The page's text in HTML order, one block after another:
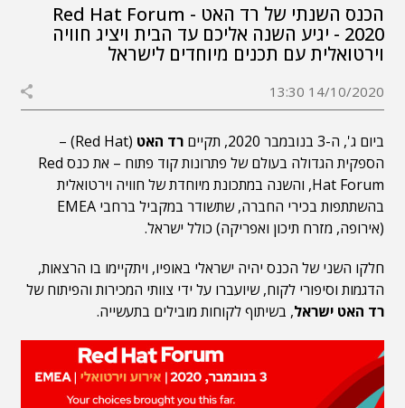
הכנס השנתי של רד האט - Red Hat Forum
2020 - יגיע השנה אליכם עד הבית ויציג חוויה
וירטואלית עם תכנים מיוחדים לישראל
14/10/2020 13:30
ביום ג', ה-3 בנובמבר 2020, תקיים רד האט
(Red Hat) –
הספקית הגדולה בעולם של פתרונות קוד פתוח – את כנס Red
Hat Forum, והשנה במתכונת מיוחדת של חוויה וירטואלית
בהשתתפות בכירי החברה, שתשודר במקביל ברחבי EMEA
(אירופה, מזרח תיכון ואפריקה) כולל ישראל.
חלקו השני של הכנס יהיה ישראלי באופיו, ויתקיימו בו הרצאות,
הדגמות וסיפורי לקוח, שיועברו על ידי צוותי המכירות והפיתוח של
רד האט ישראל, בשיתוף לקוחות מובילים בתעשייה.